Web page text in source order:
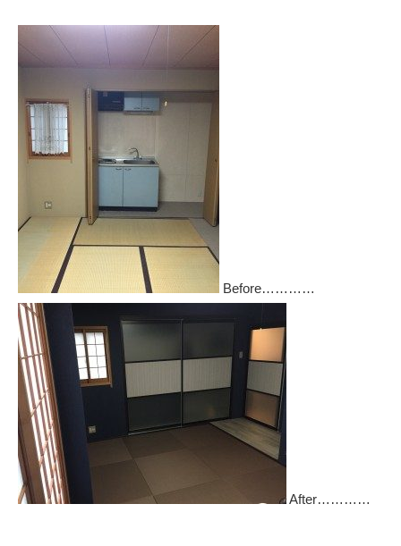
Before…………
After…………